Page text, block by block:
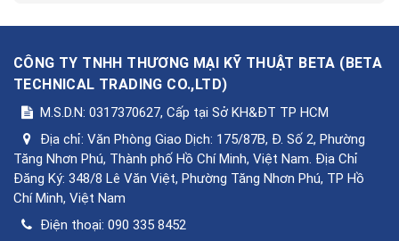
CÔNG TY TNHH THƯƠNG MẠI KỸ THUẬT BETA ( BETA
TECHNICAL TRADING CO.,LTD)
M.S.D.N: 0317370627, Cấp tại Sở KH&ĐT TP HCM
Địa chỉ: Văn Phòng Giao Dịch: 175/87B, Đ. Số 2, Phường
Tăng Nhơn Phú, Thành phố Hồ Chí Minh, Việt Nam. Địa Chỉ
Đăng Ký: 348/8 Lê Văn Việt, Phường Tăng Nhơn Phú, TP Hồ
Chí Minh, Việt Nam
Điện thoại: 090 335 8452